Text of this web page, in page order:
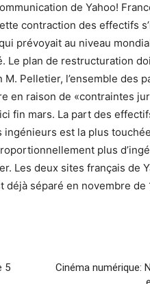
de Yahoo!
contraction des effectifs
prévoyait au niveau
Le plan de restructuration
Pelletier, l’ensemble des
en raison de «contraintes
fin mars. La part des
est la plus
plus
Les deux sites français de
déjà séparé en novembre
5
Cinéma numérique: